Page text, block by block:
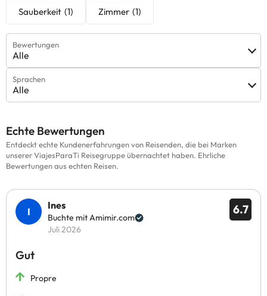
Sauberkeit (1) Zimmer (1)
Bewertungen
Alle
Sprachen
Alle
Echte Bewertungen
Entdeckt echte Kundenerfahrungen von Reisenden, die bei Marken
unserer ViajesParaTi Reisegruppe übernachtet haben. Ehrliche
Bewertungen aus echten Reisen.
6.7
Ines
Buchte mit Amimir.com
Juli 2026
Gut
Propre